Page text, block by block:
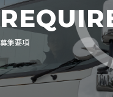
募集要項